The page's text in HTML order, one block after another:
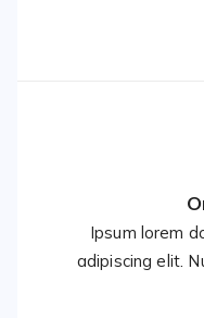
Ipsum lorem
adipiscing elit.